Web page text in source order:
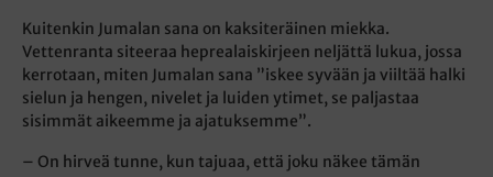
Kuitenkin Jumalan sana on kaksiteräinen miekka.
Vettenranta siteeraa heprealaiskirjeen neljättä lukua, jossa
kerrotaan, miten Jumalan sana ”iskee syvään ja viiltää halki
sielun ja hengen, nivelet ja luiden ytimet, se paljastaa
sisimmät aikeemme ja ajatuksemme”.
– On hirveä tunne, kun tajuaa, että joku näkee tämän